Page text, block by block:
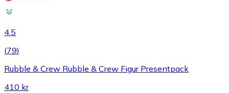
4.5
(79)
Rubble & Crew Rubble & Crew Figur Presentpack
410 kr